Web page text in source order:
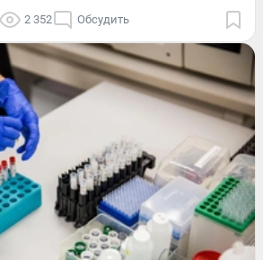
2 352 Обсудить